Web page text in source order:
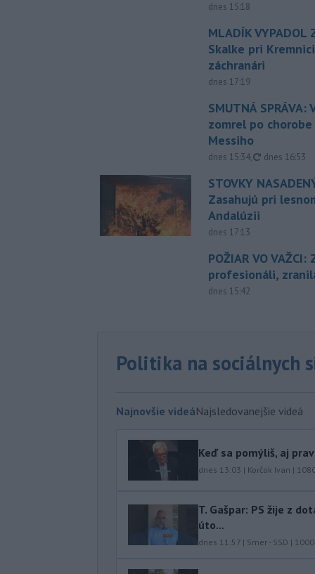
dnes 15:18
MLADÍK VYPADOL
Skalke pri
záchranári
dnes 17:19
SMUTNÁ
zomrel po
Messiho
dnes 15:34, aktualizované
dnes 16:53
STOVKY
Zasahujú pri
Andalúzii
dnes 17:13
POŽIAR VO VAŽCI:
profesionáli,
dnes 15:42
Politika na sociálnych
Najnovšie videáNajsledovanejšie videá
Keď sa pomýliš, aj
dnes 13:03 | Korčok Ivan |
T. Gašpar: PS žije z
úto...
dnes 11:57 | Smer - SSD |